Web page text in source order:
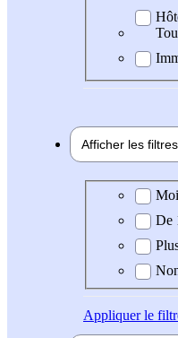
Afficher les
Expérience
De
Appliquerle